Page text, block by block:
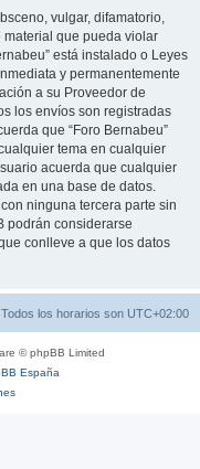
vulgar, difamatorio,
que pueda violar
está instalado o Leyes
y permanentemente
a su Proveedor de
los envíos son registradas
que “Foro Bernabeu”
tema en cualquier
acuerda que cualquier
en una base de datos.
ninguna tercera parte sin
podrán considerarse
conlleve a que los datos
Todos los horarios son UTC+02:00
© phpBB Limited
España